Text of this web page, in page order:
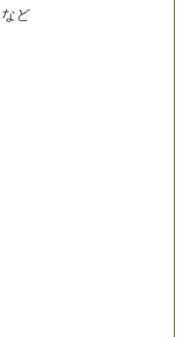
など